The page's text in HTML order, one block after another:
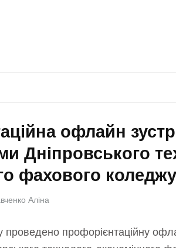
офлайн
Дніпровського
фахового коледжу
Аліна
профорієнтаційну